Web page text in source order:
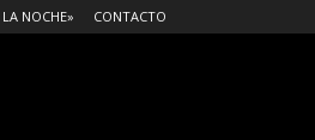
LA NOCHE» CONTACTO